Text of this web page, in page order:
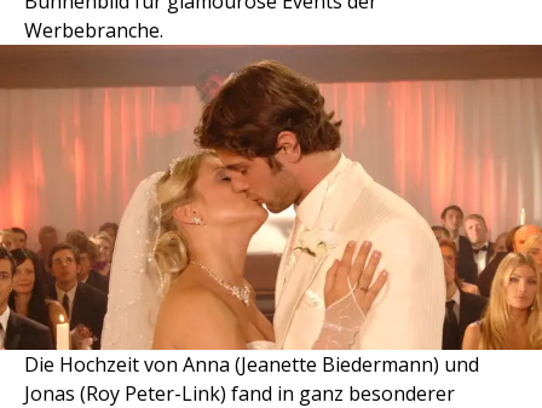
Werbebranche.
Die Hochzeit von Anna (Jeanette Biedermann) und
Jonas (Roy Peter-Link) fand in ganz besonderer